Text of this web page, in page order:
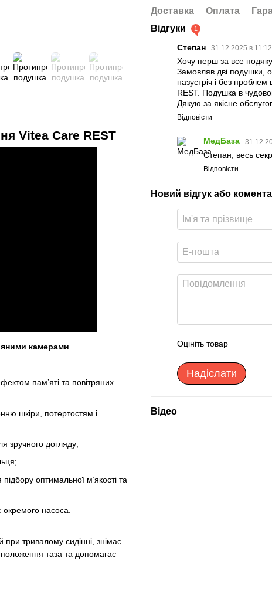
Vitea Care REST
камерами
пам’яті та повітряних
шкіри, потертостям і
зручного догляду;
оптимальної м’якості та
насоса.
тривалому сидінні, знімає
таза та допомагає
Доставка Оплата
Відгуки
1
Степан 31.12.2025 в 11:12
Хочу перш за все
Замовляв дві подушки,
назустріч і без
REST. Подушка в
Дякую за якісне
Відповісти
МедБаза
Степан, весь
Відповісти
Новий відгук або
Оцініть товар
Надіслати
Відео